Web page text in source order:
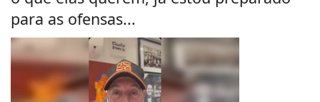
para as ofensas...